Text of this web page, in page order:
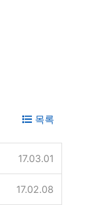
목록
17.03.01
17.02.08